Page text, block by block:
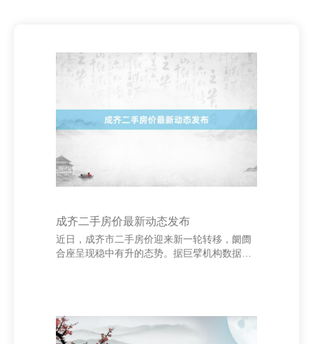
成齐二手房价最新动态发布
近日，成齐市二手房价迎来新一轮转移，阛阓
合座呈现稳中有升的态势。据巨擘机构数据清
侯区、锦江区和成华区的二手房价钱相对踏
实，部分优质学区房价钱略有高涨，尤其是连